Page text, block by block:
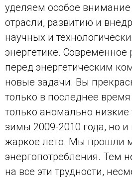
уделяем особое
отрасли, развитию и
научных и
энергетике. Современное
перед энергетическим
новые задачи. Вы
только в последнее
только аномально низкие
зимы 2009-2010 года, но
жаркое лето. Мы прошли
энергопотребления. Тем
на все эти трудности,